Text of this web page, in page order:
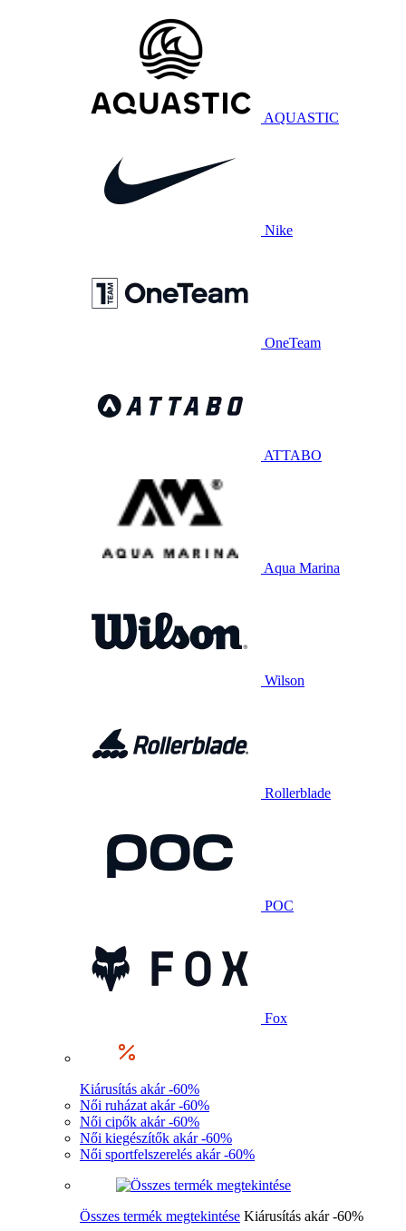
AQUASTIC
Nike
OneTeam
ATTABO
Aqua Marina
Wilson
Rollerblade
POC
Fox
Kiárusítás akár -60%
Női ruházat akár -60%
Női cipők akár -60%
Női kiegészítők akár -60%
Női sportfelszerelés akár -60%
Összes termék megtekintése Kiárusítás akár -60%